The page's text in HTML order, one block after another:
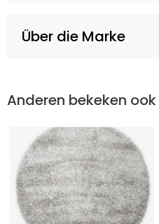
Über die Marke
Anderen bekeken ook